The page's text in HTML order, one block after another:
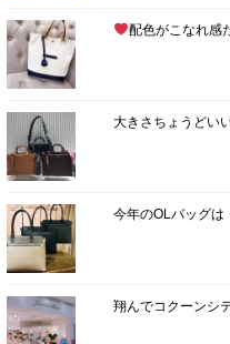
配色がこなれ感
大きさちょうどい
今年のOLバッグは
翔んでコクーンシ